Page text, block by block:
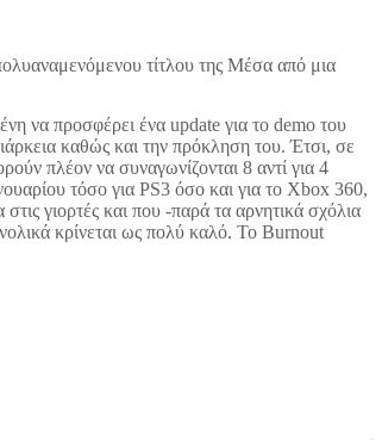
τίτλου της Μέσα από μια
να προσφέρει ένα update για το demo του
καθώς και την πρόκληση του. Έτσι, σε
πλέον να συναγωνίζονται 8 αντί για 4
τόσο για PS3 όσο και για το Xbox 360,
γιορτές και που -παρά τα αρνητικά σχόλια
κρίνεται ως πολύ καλό. Το Burnout